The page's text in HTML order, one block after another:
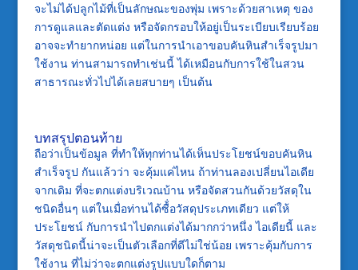
จะไม่ได้ปลูกไม้ที่เป็นลักษณะของพุ่ม เพราะด้วยสาเหตุ ของ
การดูแลและตัดแต่ง หรือจัดกรอบให้อยู่เป็นระเบียบเรียบร้อย
อาจจะทำยากหน่อย แต่ในการนำเอาขอบคันหินสำเร็จรูปมา
ใช้งาน ท่านสามารถทำเช่นนี้ ได้เหมือนกับการใช้ในสวน
สาธารณะทั่วไปได้เลยสบายๆ เป็นต้น
บทสรุปตอนท้าย
ถือว่าเป็นข้อมูล ที่ทำให้ทุกท่านได้เห็นประโยชน์ขอบคันหิน
สำเร็จรูป กันแล้วว่า จะคุ้มแค่ไหน ถ้าท่านลองเปลี่ยนไอเดีย
จากเดิม ที่จะตกแต่งบริเวณบ้าน หรือจัดสวนกันด้วยวัสดุใน
ชนิดอื่นๆ แต่ในเมื่อท่านได้ซื้่อวัสดุประเภทเดียว แต่ให้
ประโยชน์ กับการนำไปตกแต่งได้มากกว่าหนึ่ง ไอเดียนี้ และ
วัสดุชนิดนี้น่าจะเป็นตัวเลือกที่ดีไม่ใช่น้อย เพราะคุ้มกับการ
ใช้งาน ที่ไม่ว่าจะตกแต่งรูปแบบใดก็ตาม